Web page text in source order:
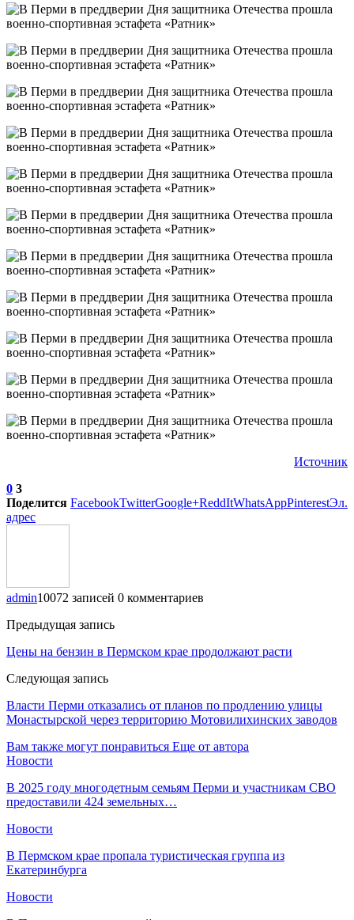
Источник
0 3
Поделится FacebookTwitterGoogle+ReddItWhatsAppPinterestЭл.
адрес
admin10072 записей 0 комментариев
Предыдущая запись
Цены на бензин в Пермском крае продолжают расти
Следующая запись
Власти Перми отказались от планов по продлению улицы
Монастырской через территорию Мотовилихинских заводов
Вам также могут понравиться Еще от автора
Новости
В 2025 году многодетным семьям Перми и участникам СВО
предоставили 424 земельных…
Новости
​В Пермском крае пропала туристическая группа из
Екатеринбурга
Новости